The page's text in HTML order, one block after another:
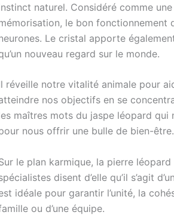
naturel. Considéré comme
le bon fonctionnement
Le cristal apporte
nouveau regard sur le monde.
réveille notre vitalité animale pour
nos objectifs en se
maîtres mots du jaspe léopard qui
nous offrir une bulle de bien-être.
le plan karmique, la pierre
disent d’elle qu’il s’agit
idéale pour garantir l’unité, la
ou d’une équipe.